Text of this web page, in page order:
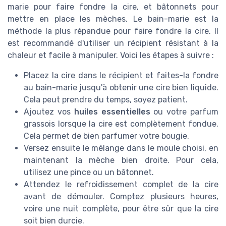
marie pour faire fondre la cire, et bâtonnets pour
mettre en place les mèches. Le bain-marie est la
méthode la plus répandue pour faire fondre la cire. Il
est recommandé d'utiliser un récipient résistant à la
chaleur et facile à manipuler. Voici les étapes à suivre :
Placez la cire dans le récipient et faites-la fondre
au bain-marie jusqu'à obtenir une cire bien liquide.
Cela peut prendre du temps, soyez patient.
Ajoutez vos huiles essentielles ou votre parfum
grassois lorsque la cire est complètement fondue.
Cela permet de bien parfumer votre bougie.
Versez ensuite le mélange dans le moule choisi, en
maintenant la mèche bien droite. Pour cela,
utilisez une pince ou un bâtonnet.
Attendez le refroidissement complet de la cire
avant de démouler. Comptez plusieurs heures,
voire une nuit complète, pour être sûr que la cire
soit bien durcie.